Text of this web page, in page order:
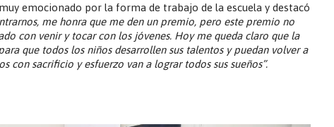
emocionado por la forma de trabajo de la escuela y destacó
me honra que me den un premio, pero este premio no
con venir y tocar con los jóvenes. Hoy me queda claro que la
que todos los niños desarrollen sus talentos y puedan volver a
con sacrificio y esfuerzo van a lograr todos sus sueños”.